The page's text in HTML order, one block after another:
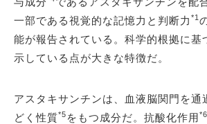
一部である視覚的な記憶力と判断力 *1
能が報告されている。科学的根拠に基
示している点が大きな特徴だ。
アスタキサンチンは、血液脳関門を通
どく性質*5 をもつ成分だ。抗酸化作用*6